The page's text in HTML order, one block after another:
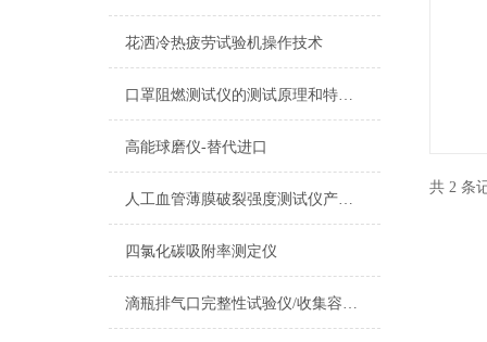
花洒冷热疲劳试验机操作技术
口罩阻燃测试仪的测试原理和特点概述
高能球磨仪-替代进口
人工血管薄膜破裂强度测试仪产品知识，上海诚卫
四氯化碳吸附率测定仪
滴瓶排气口完整性试验仪/收集容器排气口完整性试验仪/排气口过滤器疏水性
共 2 条